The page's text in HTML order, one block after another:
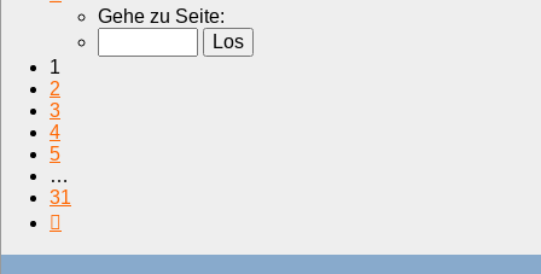
31
Gehe zu Seite:
1
2
3
4
5
…
31